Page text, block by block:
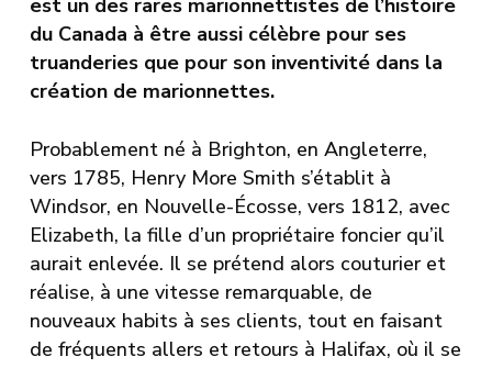
est un des rares marionnettistes de l’histoire
du Canada à être aussi célèbre pour ses
truanderies que pour son inventivité dans la
création de marionnettes.
Probablement né à Brighton, en Angleterre,
vers 1785, Henry More Smith s’établit à
Windsor, en Nouvelle-Écosse, vers 1812, avec
Elizabeth, la fille d’un propriétaire foncier qu’il
aurait enlevée. Il se prétend alors couturier et
réalise, à une vitesse remarquable, de
nouveaux habits à ses clients, tout en faisant
de fréquents allers et retours à Halifax, où il se